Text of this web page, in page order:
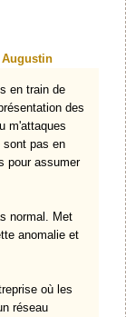
en train de
des
m'attaques
pas en
pour assumer
normal. Met
anomalie et
où les
réseau